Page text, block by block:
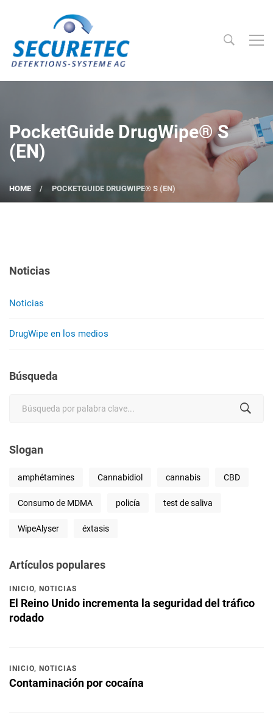
PocketGuide DrugWipe® S
(EN)
HOME POCKETGUIDE DRUGWIPE® S (EN)
Noticias
Noticias
DrugWipe en los medios
Búsqueda
Slogan
amphétamines Cannabidiol cannabis CBD
Consumo de MDMA policía test de saliva
WipeAlyser éxtasis
Artículos populares
INICIO, NOTICIAS
El Reino Unido incrementa la seguridad del tráfico
rodado
INICIO, NOTICIAS
Contaminación por cocaína